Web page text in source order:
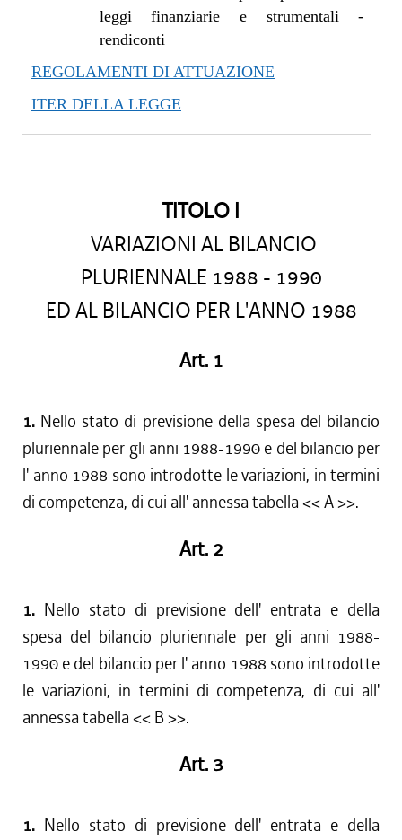
leggi finanziarie e strumentali -
rendiconti
REGOLAMENTI DI ATTUAZIONE
ITER DELLA LEGGE
TITOLO I
VARIAZIONI AL BILANCIO
PLURIENNALE 1988 - 1990
ED AL BILANCIO PER L'ANNO 1988
Art. 1
1. Nello stato di previsione della spesa del bilancio
pluriennale per gli anni 1988-1990 e del bilancio per
l' anno 1988 sono introdotte le variazioni, in termini
di competenza, di cui all' annessa tabella << A >>.
Art. 2
1. Nello stato di previsione dell' entrata e della
spesa del bilancio pluriennale per gli anni 1988-
1990 e del bilancio per l' anno 1988 sono introdotte
le variazioni, in termini di competenza, di cui all'
annessa tabella << B >>.
Art. 3
1. Nello stato di previsione dell' entrata e della